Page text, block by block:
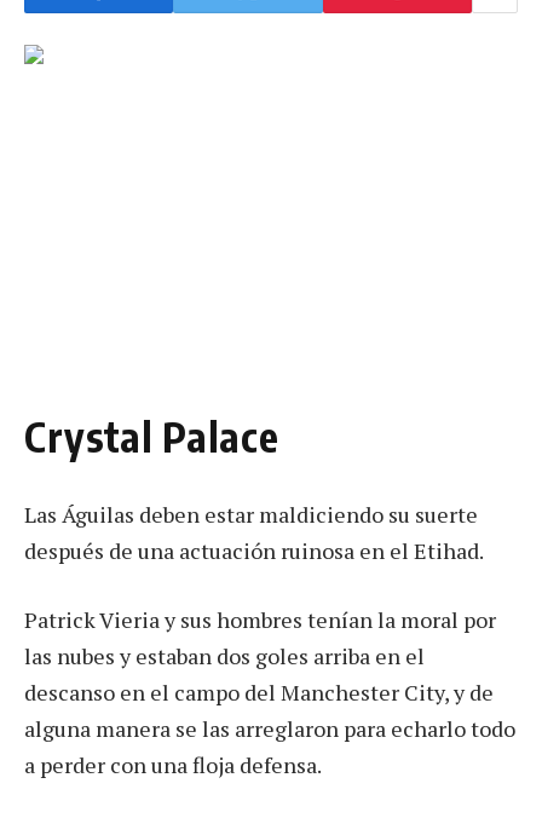
Crystal Palace
Las Águilas deben estar maldiciendo su suerte
después de una actuación ruinosa en el Etihad.
Patrick Vieria y sus hombres tenían la moral por
las nubes y estaban dos goles arriba en el
descanso en el campo del Manchester City, y de
alguna manera se las arreglaron para echarlo todo
a perder con una floja defensa.